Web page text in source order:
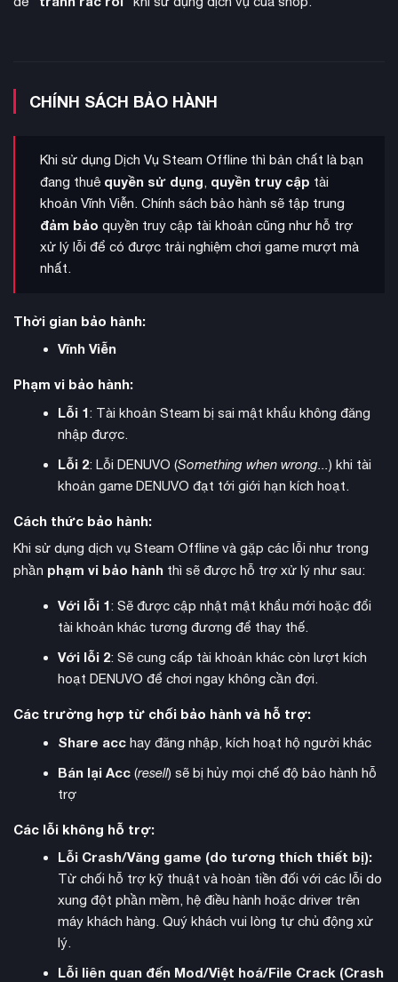
Hệ thống tùy chỉnh
phong phú cho phép sơn tường và cầu
trượt, tạo thiết kế riêng trên bất kỳ bề mặt nào, thay đổi sàn
biển hiệu và đồ trang trí để mang lại nét cá nhân và khiến mọi
góc cảm thấy độc đáo.
Vật lý ragdoll mang đến những khoảnh khắchài hướckhông
ngờ. Khách có thể bay lên không trung, rơi xuống bể, hoặc
khoảnh khắc đều có thể trở thành điểm nhấn hài kịch đáng
nhớ.
và máy bán hàng tự động quanh công viên. Chuẩn bị hot dog,
nước chanh, kem và nhiều món khác. Thức ăn càng ngon,
khách cànghài lòngvà chi tiêu nhiều hơn.
CHÍNH SÁCH BẢO HÀNH
Khi sử dụng Dịch Vụ Steam Offline thì bản chất là bạn
đang thuê quyền sử dụng, quyền truy cập tài
khoản Vĩnh Viễn. Chính sách bảo hành sẽ tập trung
đảm bảo quyền truy cập tài khoản cũng như hỗ trợ
xử lý lỗi để có được trải nghiệm chơi game mượt mà
nhất.
Thời gian bảo hành:
Vĩnh Viễn
Phạm vi bảo hành:
Lỗi 1: Tài khoản Steam bị sai mật khẩu không đăng
nhập được.
Lỗi 2: Lỗi DENUVO (Something when wrong...) khi tài
khoản game DENUVO đạt tới giới hạn kích hoạt.
Cách thức bảo hành:
Khi sử dụng dịch vụ Steam Offline và gặp các lỗi như trong
phần phạm vi bảo hành thì sẽ được hỗ trợ xử lý như sau:
Với lỗi 1: Sẽ được cập nhật mật khẩu mới hoặc đổi
tài khoản khác tương đương để thay thế.
Với lỗi 2: Sẽ cung cấp tài khoản khác còn lượt kích
hoạt DENUVO để chơi ngay không cần đợi.
Các trường hợp từ chối bảo hành và hỗ trợ:
Share acchay đăng nhập, kích hoạt hộ người khác
Bán lại Acc(resell) sẽ bị hủy mọi chế độ bảo hành hỗ
trợ
Các lỗi không hỗ trợ:
Lỗi Crash/Văng game (do tương thích thiết bị):
Từ chối hỗ trợ kỹ thuật và hoàn tiền đối với các lỗi do
xung đột phần mềm, hệ điều hành hoặc driver trên
máy khách hàng. Quý khách vui lòng tự chủ động xử
lý.
Lỗi liên quan đến Mod/Việt hoá/File Crack (Crash